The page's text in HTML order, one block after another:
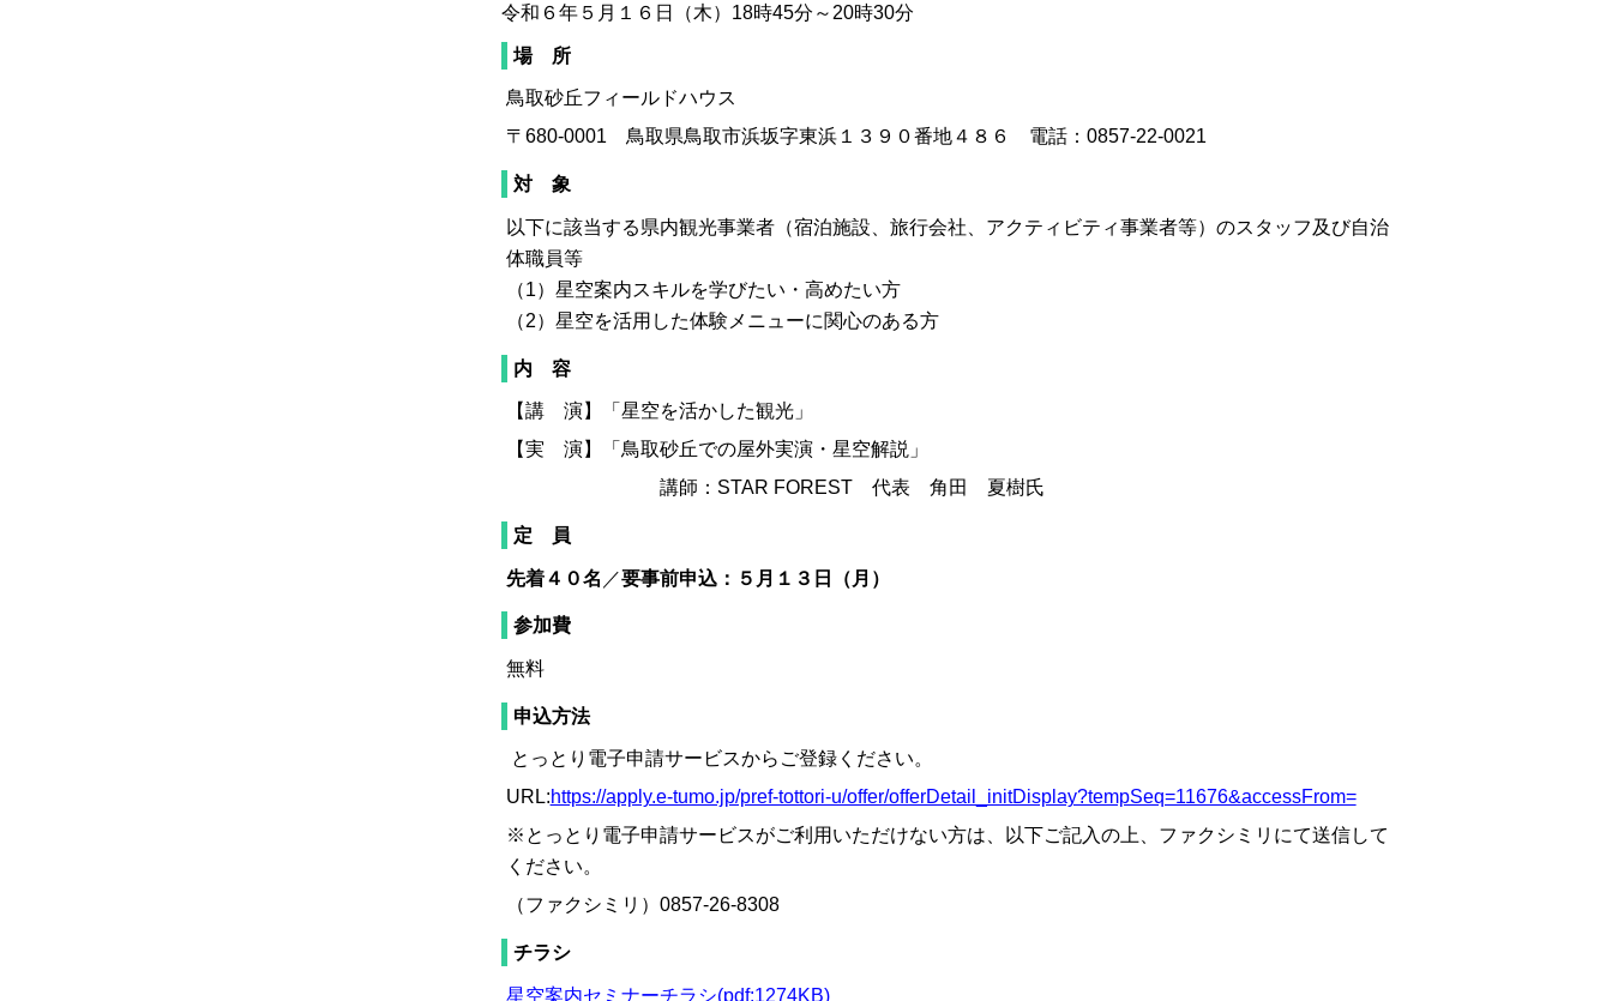
令和６年５月１６日（木）18時45分～20時30分
場 所
鳥取砂丘フィールドハウス
〒680-0001 鳥取県鳥取市浜坂字東浜１３９０番地４８６ 電話：0857-22-0021
対 象
以下に該当する県内観光事業者（宿泊施設、旅行会社、アクティビティ事業者等）のスタッフ及び自治
体職員等
（1）星空案内スキルを学びたい・高めたい方
（2）星空を活用した体験メニューに関心のある方
内 容
【講 演】
「星空を活かした観光」
【実 演】
「鳥取砂丘での屋外実演・星空解説」
講師：STAR FOREST 代表 角田 夏樹氏
定 員
先着４０名 ／要事前申込：５月１３日（月）
参加費
無料
申込方法
とっとり電子申請サービスからご登録ください。
URL:https://apply.e-tumo.jp/pref-tottori-u/offer/offerDetail_initDisplay?tempSeq=11676&accessFrom=
※ とっとり電子申請サービスがご利用いただけない方は、以下ご記入の上、ファクシミリにて送信して
ください。
（ファクシミリ）0857-26-8308
チラシ
星空案内セミナーチラシ(pdf:1274KB)